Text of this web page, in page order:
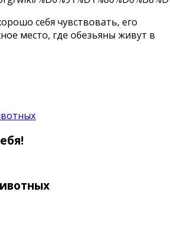
себя чувствовать, его
место, где обезьяны живут в